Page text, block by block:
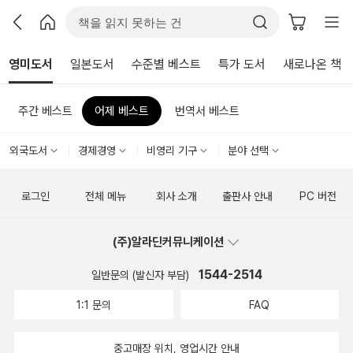
영미도서 일본도서 수준별 베스트 특가 도서 새로나온 책
주간 베스트 어제 베스트 번역서 베스트
외국도서 경제경영 비영리 기구 분야 선택
로그인 전체 메뉴 회사 소개 출판사 안내 PC 버전
(주)알라딘커뮤니케이션
일반문의 (발신자 부담) 1544-2514
1:1 문의 FAQ
중고매장 위치, 영업시간 안내